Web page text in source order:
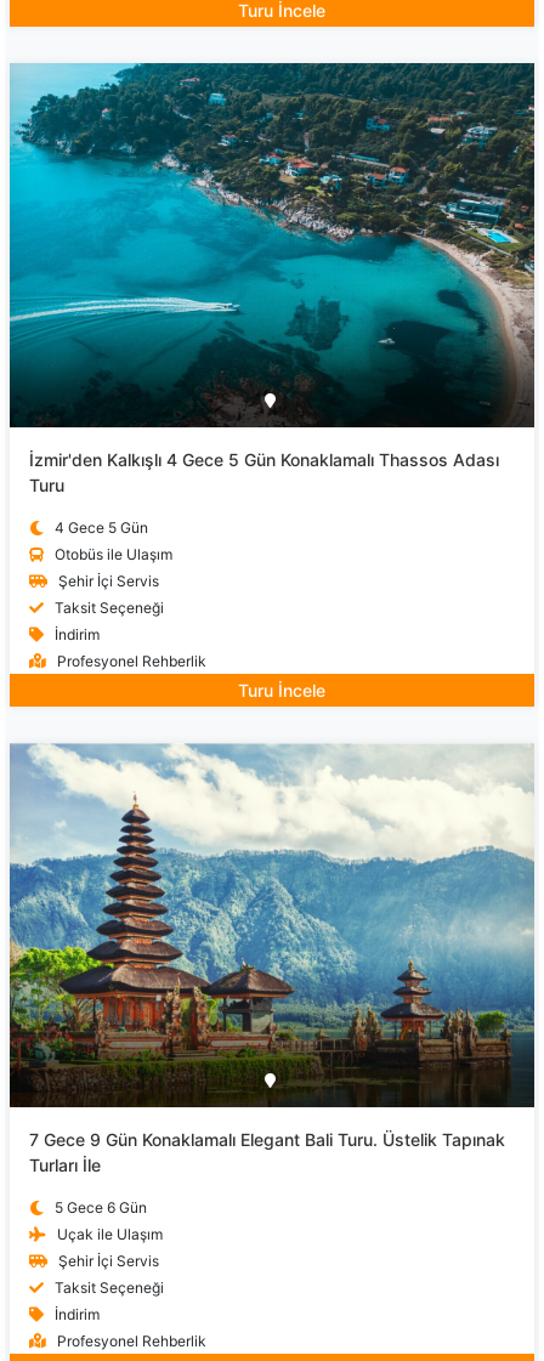
Turu İncele
İzmir'den Kalkışlı 4 Gece 5 Gün Konaklamalı Thassos Adası
Turu
4 Gece 5 Gün
Otobüs ile Ulaşım
Şehir İçi Servis
Taksit Seçeneği
İndirim
Profesyonel Rehberlik
Turu İncele
7 Gece 9 Gün Konaklamalı Elegant Bali Turu. Üstelik Tapınak
Turları İle
5 Gece 6 Gün
Uçak ile Ulaşım
Şehir İçi Servis
Taksit Seçeneği
İndirim
Profesyonel Rehberlik